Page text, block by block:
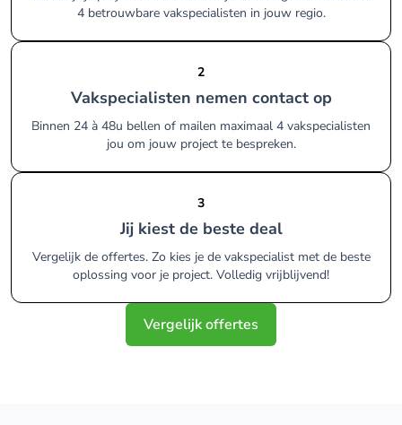
4 betrouwbare vakspecialisten in jouw regio.
2
Vakspecialisten nemen contact op
Binnen 24 à 48u bellen of mailen maximaal 4 vakspecialisten
jou om jouw project te bespreken.
3
Jij kiest de beste deal
Vergelijk de offertes. Zo kies je de vakspecialist met de beste
oplossing voor je project. Volledig vrijblijvend!
Vergelijk offertes